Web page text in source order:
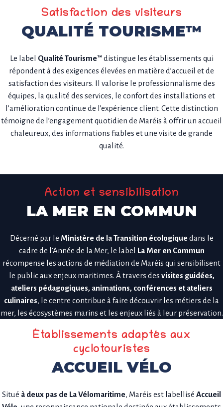
Satisfaction des visiteurs
QUALITÉ TOURISME™
Le label Qualité Tourisme™distingue les établissements qui
répondent à des exigences élevées en matière d’accueil et de
satisfaction des visiteurs. Il valorise le professionnalisme des
équipes, la qualité des services, le confort des installations et
l’amélioration continue de l’expérience client. Cette distinction
témoigne de l’engagement quotidien de Maréis à offrir un accueil
chaleureux, des informations fiables et une visite de grande
qualité.
Action et sensibilisation
LA MER EN COMMUN
Décerné par le Ministère de la Transition écologique dans le
cadre de l’Année de la Mer, le label La Mer en Commun
récompense les actions de médiation de Maréis qui sensibilisent
le public aux enjeux maritimes. À travers des visites guidées,
ateliers pédagogiques, animations, conférences et ateliers
culinaires, le centre contribue à faire découvrir les métiers de la
mer, les écosystèmes marins et les enjeux liés à leur préservation.
Établissements adaptés aux
cyclotouristes
ACCUEIL VÉLO
Situé à deux pas de La Vélomaritime, Maréis est labellisé Accueil